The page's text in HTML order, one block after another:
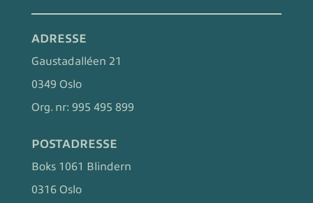
ADRESSE
Gaustadalléen 21
0349 Oslo
Org. nr: 995 495 899
POSTADRESSE
Boks 1061 Blindern
0316 Oslo